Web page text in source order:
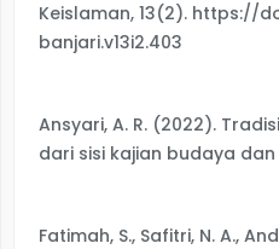
Keislaman, 13(2). https://
banjari.v13i2.403
Ansyari, A. R. (2022).
dari sisi kajian budaya dan
Fatimah, S., Safitri, N. A.,